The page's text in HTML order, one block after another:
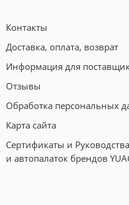
Контакты
Доставка, оплата, возврат
Информация для
Отзывы
Обработка персональных
Карта сайта
Сертификаты и
и автопалаток брендов